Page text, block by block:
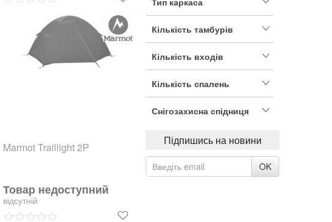
Marmot Traillight 2P
Товар недоступний
відсутній
Кількість тамбурів
Кількість входів
Кількість спалень
Снігозахисна спідниця
Підпишись на новини
OK